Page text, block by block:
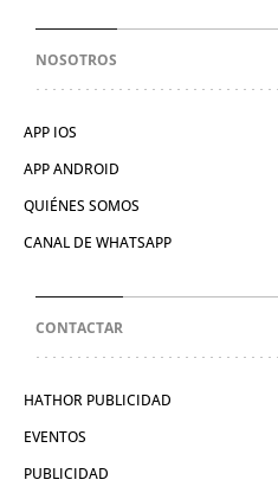
NOSOTROS
APP IOS
APP ANDROID
QUIÉNES SOMOS
CANAL DE WHATSAPP
CONTACTAR
HATHOR PUBLICIDAD
EVENTOS
PUBLICIDAD